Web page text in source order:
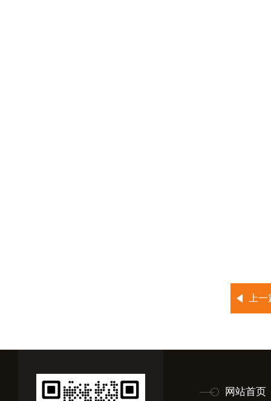
上
网站首页